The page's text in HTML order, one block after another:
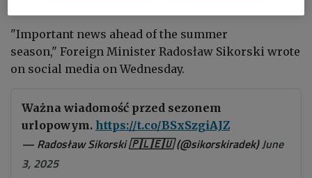
"Important news ahead of the summer
season," Foreign Minister Radosław Sikorski wrote
on social media on Wednesday.
Ważna wiadomość przed sezonem
urlopowym. https://t.co/BSxSzgiAJZ
— Radosław Sikorski 🇵🇱🇪🇺 (@sikorskiradek)June
3, 2025